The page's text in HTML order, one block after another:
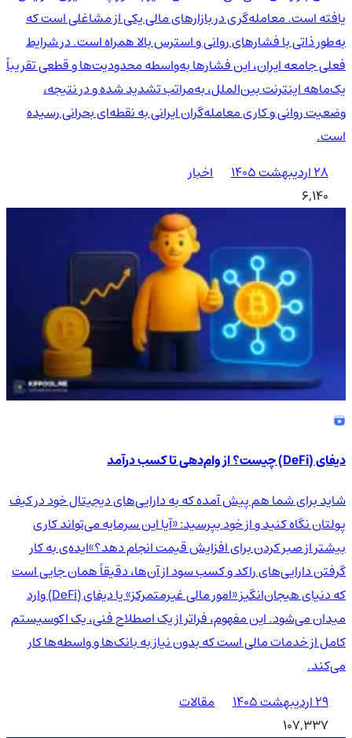
یافته است. معامله‌گری در بازارهای مالی یکی از مشاغلی است که
به‌طور ذاتی با فشارهای روانی و استرس بالا همراه است. در شرایط
فعلی جامعه ایران، این فشارها به‌واسطه محدودیت‌ها و قطعی تقریباً
یک‌ماهه اینترنت بین‌الملل، به‌مراتب تشدید شده و در نتیجه،
وضعیت روانی و کاری معامله‌گران ایرانی به نقطه‌ای بحرانی رسیده
است.
۲۸ اردیبهشت ۱۴۰۵
اخبار
6,140
دیفای (DeFi) چیست؟ از وام‌دهی تا کسب درآمد
شاید برای شما هم پیش آمده که به دارایی‌های دیجیتال خود در کیف
پولتان نگاه کنید و از خود بپرسید: «آیا این سرمایه می‌تواند کاری
بیشتر از صبر کردن برای افزایش قیمت انجام دهد؟»ایده‌ی به کار
گرفتن دارایی‌های راکد و کسب سود از آن‌ها، دقیقاً همان جایی است
که دنیای هیجان‌انگیز «امور مالی غیرمتمرکز» یا دیفای (DeFi) وارد
میدان می‌شود. این مفهوم، فراتر از یک اصطلاح فنی، یک اکوسیستم
کامل از خدمات مالی است که بدون نیاز به بانک‌ها و واسطه‌ها کار
می‌کند.
۲۹ اردیبهشت ۱۴۰۵
مقالات
107,337